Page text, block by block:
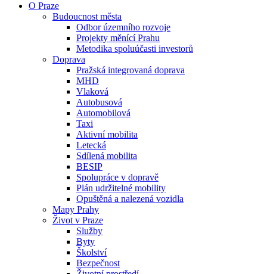
O Praze
Budoucnost města
Odbor územního rozvoje
Projekty měnící Prahu
Metodika spoluúčasti investorů
Doprava
Pražská integrovaná doprava
MHD
Vlaková
Autobusová
Automobilová
Taxi
Aktivní mobilita
Letecká
Sdílená mobilita
BESIP
Spolupráce v dopravě
Plán udržitelné mobility
Opuštěná a nalezená vozidla
Mapy Prahy
Život v Praze
Služby
Byty
Školství
Bezpečnost